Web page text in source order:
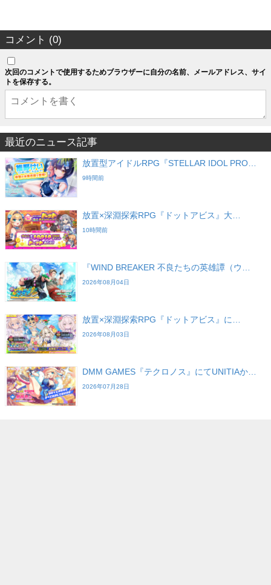
コメント (0)
次回のコメントで使用するためブラウザーに自分の名前、メールアドレス、サイ
トを保存する。
最近のニュース記事
放置型アイドルRPG『STELLAR IDOL PRO…
9時間前
放置×深淵探索RPG『ドットアビス』大…
10時間前
『WIND BREAKER 不良たちの英雄譚（ウ…
2026年08月04日
放置×深淵探索RPG『ドットアビス』に…
2026年08月03日
DMM GAMES『テクロノス』にてUNITIAか…
2026年07月28日